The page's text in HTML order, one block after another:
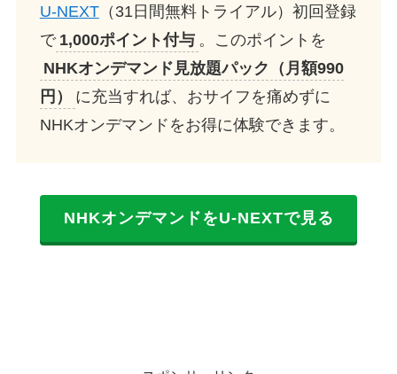
U-NEXT（31日間無料トライアル）初回登録
で 1,000ポイント付与 。このポイントを
NHKオンデマンド見放題パック（月額990
円）
に充当すれば、おサイフを痛めずに
NHKオンデマンドをお得に体験できます。
NHKオンデマンドをU-NEXTで見る